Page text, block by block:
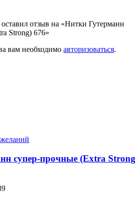
отзыв на «Нитки Гутерманн
Strong) 676»
вам необходимо авторизоваться.
супер-прочные (Extra